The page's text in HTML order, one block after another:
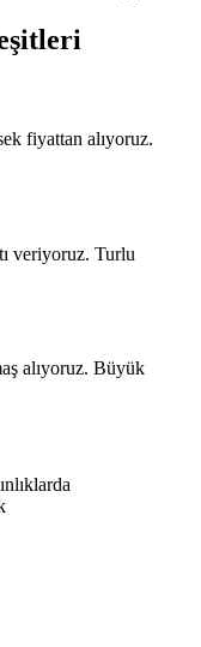
fiyattan alıyoruz.
veriyoruz. Turlu
alıyoruz. Büyük